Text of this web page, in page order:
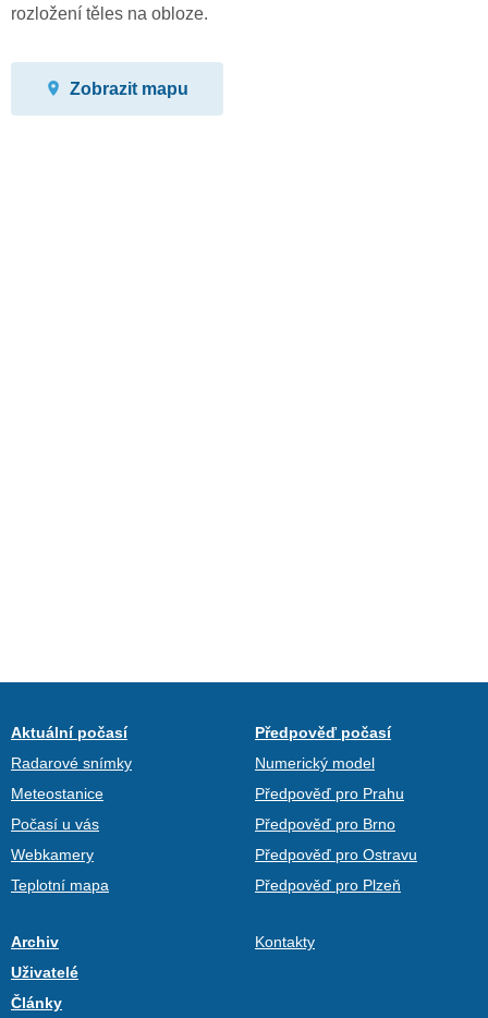
rozložení těles na obloze.
Zobrazit mapu
Aktuální počasí
Radarové snímky
Meteostanice
Počasí u vás
Webkamery
Teplotní mapa
Předpověď počasí
Numerický model
Předpověď pro Prahu
Předpověď pro Brno
Předpověď pro Ostravu
Předpověď pro Plzeň
Archiv
Uživatelé
Články
Kontakty